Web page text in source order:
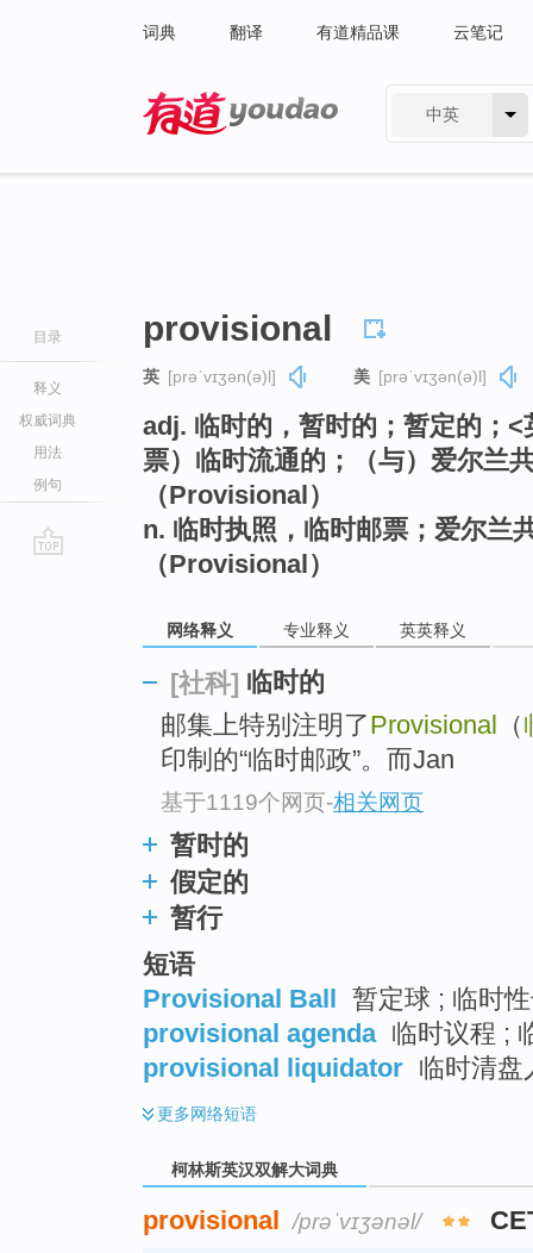
词典 翻译 有道精品课 云笔记
中英
目录
释义
权威词典
用法
例句
provisional
英 [prəˈvɪʒən(ə)l] 美 [prəˈvɪʒən(ə)l]
adj. 临时的，暂时的；暂定的；
票）临时流通的；（与）爱尔兰
（Provisional）
n. 临时执照，临时邮票；爱尔兰
（Provisional）
网络释义 专业释义 英英释义
[社科] 临时的
邮集上特别注明了Provisional （
印制的“临时邮政”。而Jan
基于1119个网页-相关网页
暂时的
假定的
暂行
短语
Provisional Ball 暂定球 ; 临时
provisional agenda 临时议程 ;
provisional liquidator 临时清盘
更多网络短语
柯林斯英汉双解大词典
provisional /prəˈvɪʒənəl/